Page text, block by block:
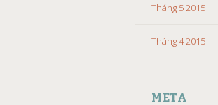
Tháng 5 2015
Tháng 4 2015
META